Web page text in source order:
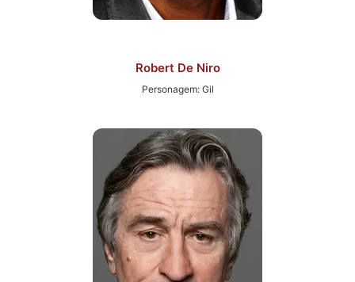
Robert De Niro
Personagem: Gil